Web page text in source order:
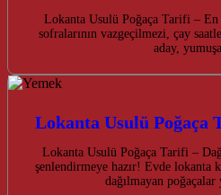
Lokanta Usulü Poğaça Tarifi –
sofralarının vazgeçilmezi, çay
aday,
Lokanta Usulü Poğaça
Lokanta Usulü Poğaça Tarifi –
şenlendirmeye hazır! Evde lokanta
dağılmayan poğaçalar